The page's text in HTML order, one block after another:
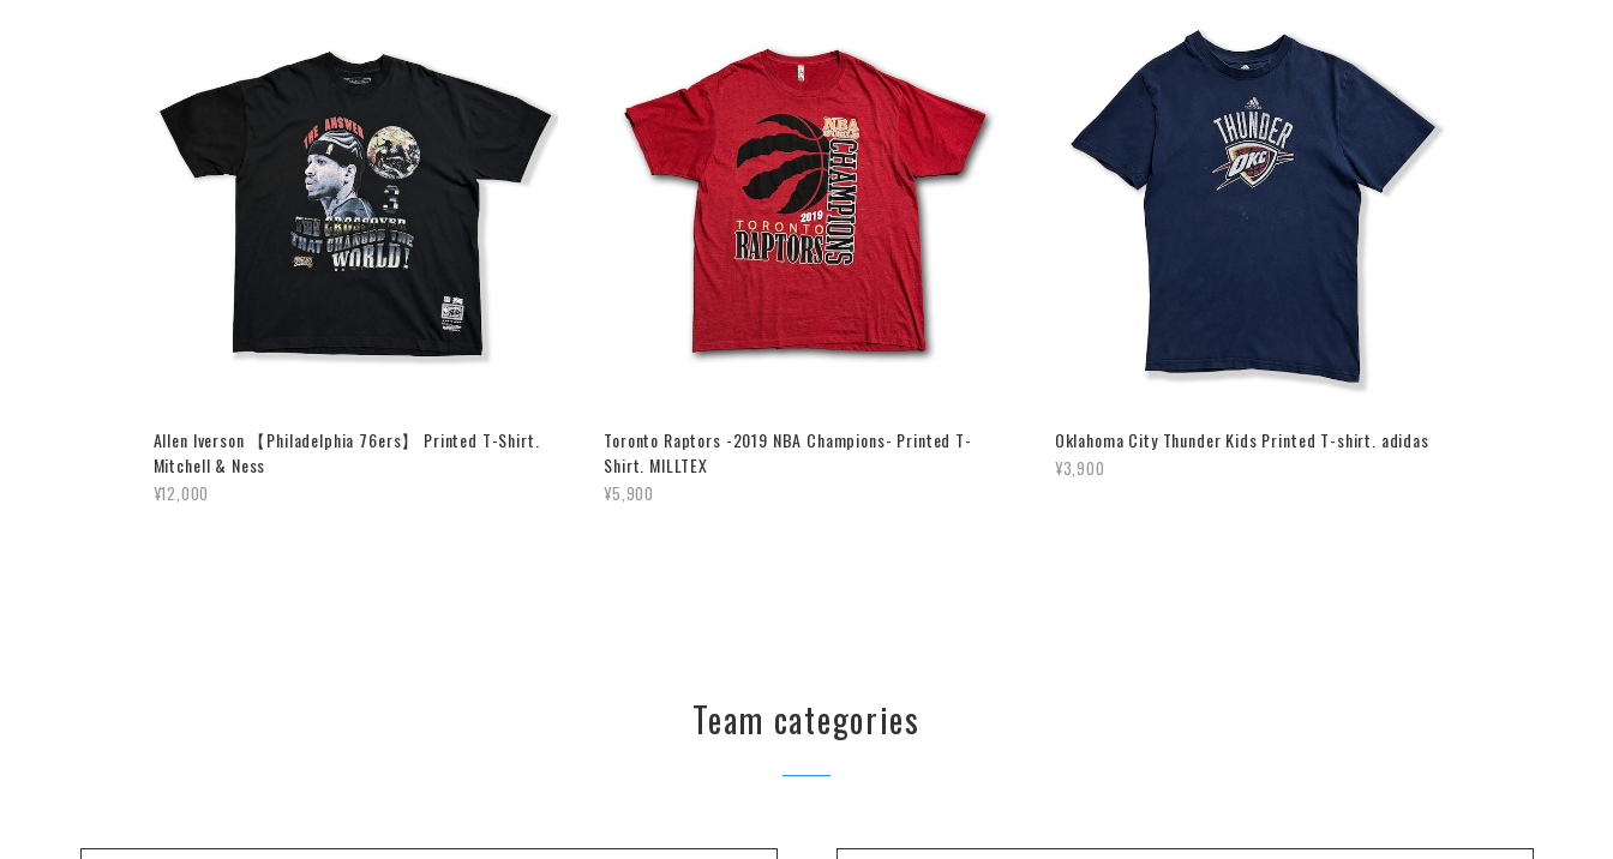
Allen Iverson 【Philadelphia 76ers】 Printed T-Shirt.
Mitchell & Ness
¥12,000
Toronto Raptors -2019 NBA Champions- Printed T-
Shirt. MILLTEX
¥5,900
Oklahoma City Thunder Kids Printed T-shirt. adidas
¥3,900
Team categories